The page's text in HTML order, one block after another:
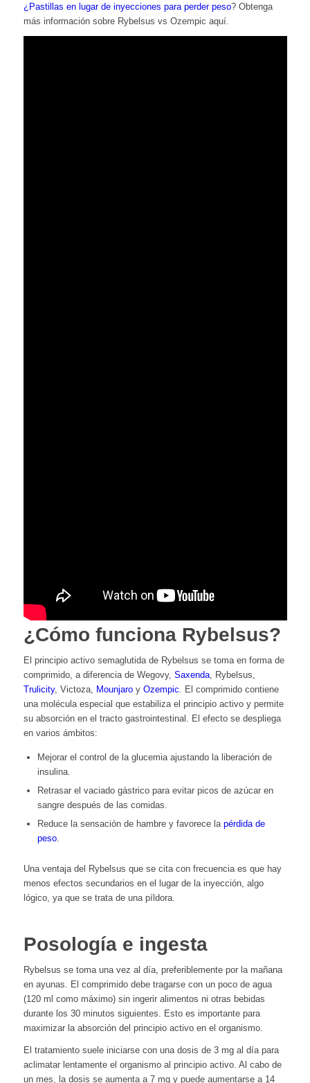
¿Pastillas en lugar de inyecciones para perder peso? Obtenga
más información sobre Rybelsus vs Ozempic aquí.
¿Cómo funciona Rybelsus?
El principio activo semaglutida de Rybelsus se toma en forma de
comprimido, a diferencia de Wegovy, Saxenda, Rybelsus,
Trulicity, Victoza, Mounjaroy Ozempic. El comprimido contiene
una molécula especial que estabiliza el principio activo y permite
su absorción en el tracto gastrointestinal. El efecto se despliega
en varios ámbitos:
Mejorar el control de la glucemia ajustando la liberación de
insulina.
Retrasar el vaciado gástrico para evitar picos de azúcar en
sangre después de las comidas.
Reduce la sensación de hambre y favorece la pérdida de
peso.
Una ventaja del Rybelsus que se cita con frecuencia es que hay
menos efectos secundarios en el lugar de la inyección, algo
lógico, ya que se trata de una píldora.
Posología e ingesta
Rybelsus se toma una vez al día, preferiblemente por la mañana
en ayunas. El comprimido debe tragarse con un poco de agua
(120 ml como máximo) sin ingerir alimentos ni otras bebidas
durante los 30 minutos siguientes. Esto es importante para
maximizar la absorción del principio activo en el organismo.
El tratamiento suele iniciarse con una dosis de 3 mg al día para
aclimatar lentamente el organismo al principio activo. Al cabo de
un mes, la dosis se aumenta a 7 mg y puede aumentarse a 14